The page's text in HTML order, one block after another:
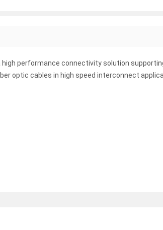
performance connectivity solution
optic cables in high speed interconnect